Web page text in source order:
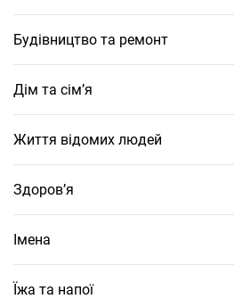
Будівництво та ремонт
Дім та сім’я
Життя відомих людей
Здоров’я
Імена
Їжа та напої